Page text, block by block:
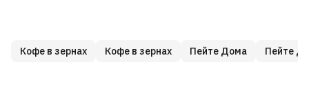
Кофе в зернах Кофе в зернах Пейте Дома Пейте